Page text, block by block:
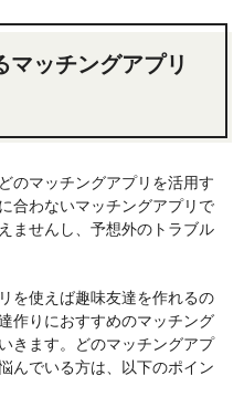
マッチングアプリ
のマッチングアプリを活用す
合わないマッチングアプリで
ませんし、予想外のトラブル
を使えば趣味友達を作れるの
作りにおすすめのマッチング
きます。どのマッチングアプ
んでいる方は、以下のポイン